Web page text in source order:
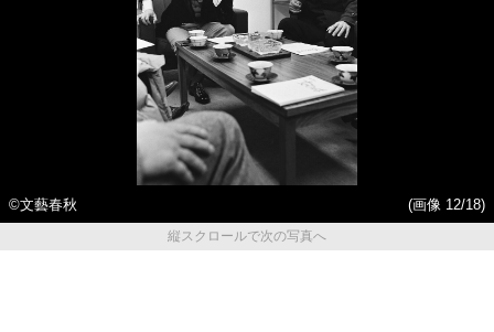
©文藝春秋
(画像 12/18)
縦スクロールで次の写真へ